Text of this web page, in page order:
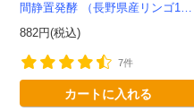
間静置発酵 （長野県産リンゴ10
0%）-かわしま屋-
882円(税込)
7件
カートに入れる